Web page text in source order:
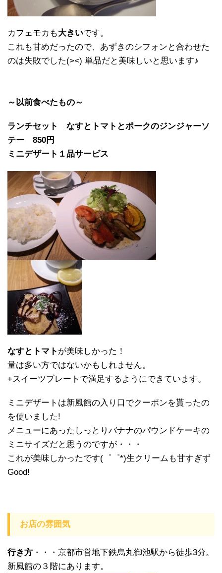
カフェモカも大きいです。
これも甘めだったので、あずきのシフォンと合わせた
のは失敗でした(><) 単品だと美味しいと思います♪
～以前食べたもの～
ランチセット なすとトマトとポークのジンジャーソ
テー 850円
ミニデザート１品サービス
なすとトマト が美味しかった！
量は多い方ではないかもしれません。
+スイーツプレートで満足するようにできています。
ミニデザートは新風館の入り口でクーポンを貰ったの
を使いました!
メニューにあったしっとりバナナのパウンドケーキの
ミニサイズだと思うのですが・・・
これが美味しかったです(゜゜*)生クリームも甘すぎず
Good!
お店の雰囲気
行き方 ・・・京都市営地下鉄烏丸御池駅から徒歩3分。
新風館の３階にあります。